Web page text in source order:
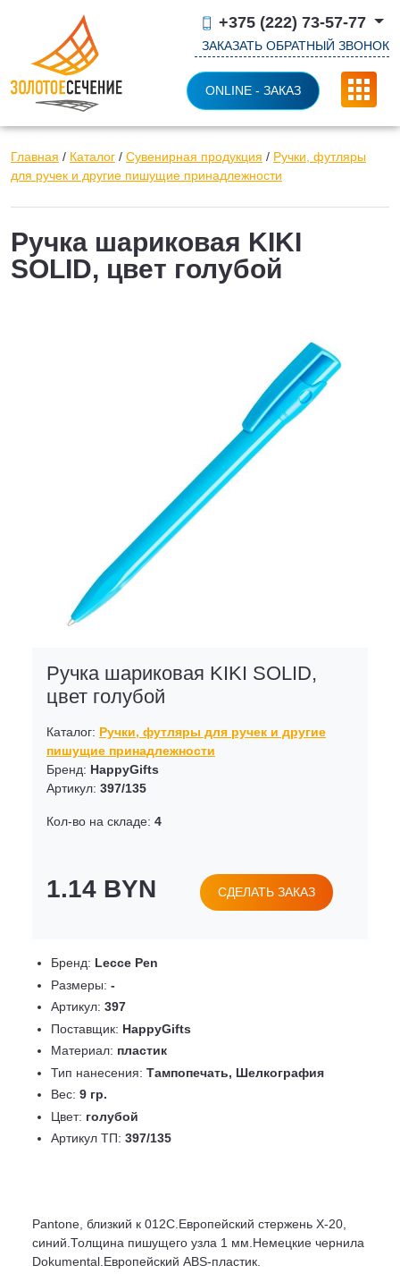
+375 (222) 73-57-77
ЗАКАЗАТЬ ОБРАТНЫЙ ЗВОНОК
ONLINE - ЗАКАЗ
Главная / Каталог / Сувенирная продукция / Ручки, футляры
для ручек и другие пишущие принадлежности
Ручка шариковая KIKI
SOLID, цвет голубой
Ручка шариковая KIKI SOLID,
цвет голубой
Каталог: Ручки, футляры для ручек и другие
пишущие принадлежности
Бренд: HappyGifts
Артикул: 397/135
Кол-во на складе: 4
1.14 BYN СДЕЛАТЬ ЗАКАЗ
Бренд: Lecce Pen
Размеры: -
Артикул: 397
Поставщик: HappyGifts
Материал: пластик
Тип нанесения: Тампопечать, Шелкография
Вес: 9 гр.
Цвет: голубой
Артикул ТП: 397/135
Pantone, близкий к 012C.Европейский стержень X-20,
синий.Толщина пишущего узла 1 мм.Немецкие чернила
Dokumental.Европейский ABS-пластик.